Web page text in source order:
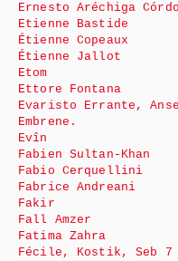
Ernesto Aréchiga
Etienne Bastide
Étienne Copeaux
Étienne Jallot
Etom
Ettore Fontana
Evaristo Errante,
Embrene.
Evîn
Fabien Sultan-Khan
Fabio Cerquellini
Fabrice Andreani
Fakir
Fall Amzer
Fatima Zahra
Fécile, Kostik, Seb 7